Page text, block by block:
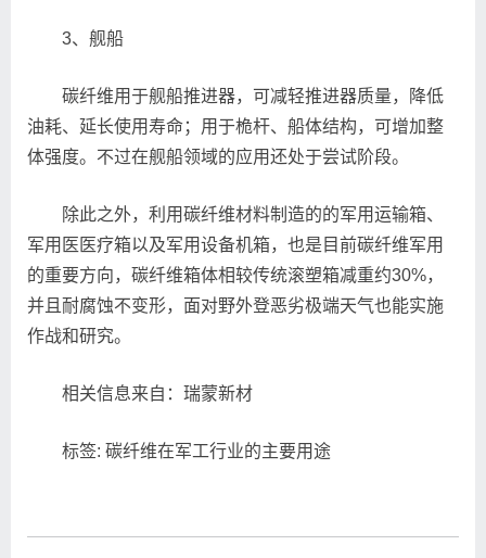
3、舰船
碳纤维用于舰船推进器，可减轻推进器质量，降低
油耗、延长使用寿命；用于桅杆、船体结构，可增加整
体强度。不过在舰船领域的应用还处于尝试阶段。
除此之外，利用碳纤维材料制造的的军用运输箱、
军用医医疗箱以及军用设备机箱，也是目前碳纤维军用
的重要方向，碳纤维箱体相较传统滚塑箱减重约30%，
并且耐腐蚀不变形，面对野外登恶劣极端天气也能实施
作战和研究。
相关信息来自：瑞蒙新材
标签: 碳纤维在军工行业的主要用途